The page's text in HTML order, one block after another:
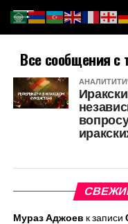
Все сообщения
Мураз Аджоев к записи